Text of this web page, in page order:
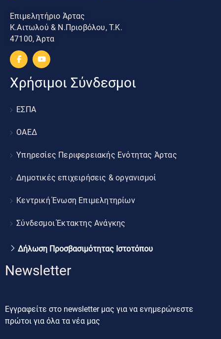
Επιμελητήριο Άρτας
Κ.Αιτωλού & Ν.Πριοβόλου, Τ.Κ.
47100, Άρτα
Χρήσιμοι Σύνδεσμοι
ΕΣΠΑ
ΟΑΕΔ
Υπηρεσίες Περιφερειακής Ενότητας Άρτας
Δημοτικές επιχειρήσεις & οργανισμοί
Κεντρική Ένωση Επιμελητηρίων
Σύνδεσμοι Έκτακτης Ανάγκης
Δήλωση Προσβασιμότητας Ιστοτόπου
Newsletter
Εγγραφείτε στο newsletter μας για να ενημερώνεστε
πρώτοι για όλα τα νέα μας